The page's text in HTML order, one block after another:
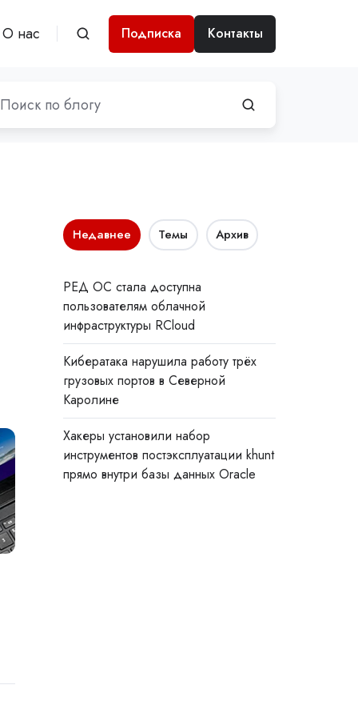
О нас Подписка Контакты
Недавнее Темы Архив
РЕД ОС стала доступна
пользователям облачной
инфраструктуры RCloud
Кибератака нарушила работу трёх
грузовых портов в Северной
Каролине
Хакеры установили набор
инструментов постэксплуатации khunt
прямо внутри базы данных Oracle